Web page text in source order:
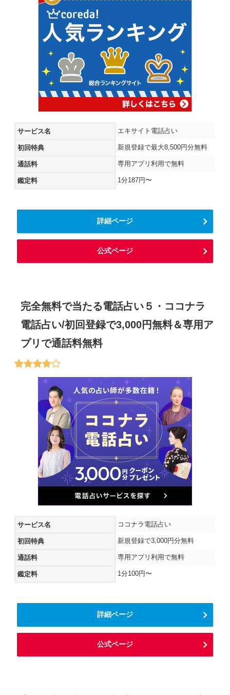
サービス名 エキサイト電話占い
初回特典 新規登録で最大8,500円分無料
通話料 専用アプリ利用で無料
鑑定料 1分187円〜
詳細ページ
公式ページ
完全無料で当たる電話占い５・ココナラ
電話占い/初回登録で3,000円無料＆専用ア
プリで通話料無料
サービス名 ココナラ電話占い
初回特典 新規登録で3,000円分無料
通話料 専用アプリ利用で無料
鑑定料 1分100円〜
詳細ページ
公式ページ